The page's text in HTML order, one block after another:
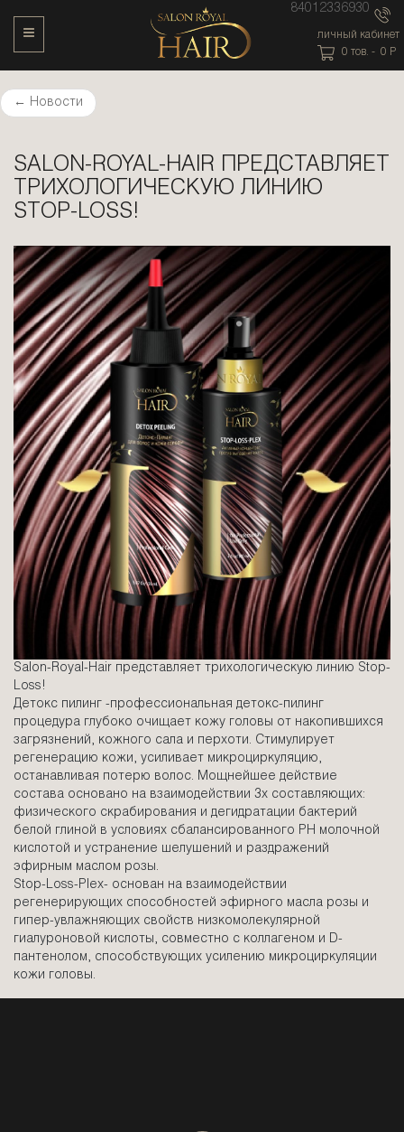
84012336930
личный кабинет
0 тов. - 0 P
Toggle Navigation
← Новости
SALON-ROYAL-HAIR ПРЕДСТАВЛЯЕТ
ТРИХОЛОГИЧЕСКУЮ ЛИНИЮ
STOP-LOSS!
Salon-Royal-Hair представляет трихологическую линию Stop-
Loss!
Детокс пилинг -профессиональная детокс-пилинг
процедура глубоко очищает кожу головы от накопившихся
загрязнений, кожного сала и перхоти. Стимулирует
регенерацию кожи, усиливает микроциркуляцию,
останавливая потерю волос. Мощнейшее действие
состава основано на взаимодействии 3х составляющих:
физического скрабирования и дегидратации бактерий
белой глиной в условиях сбалансированного PH молочной
кислотой и устранение шелушений и раздражений
эфирным маслом розы.
Stop-Loss-Plex- основан на взаимодействии
регенерирующих способностей эфирного масла розы и
гипер-увлажняющих свойств низкомолекулярной
гиалуроновой кислоты, совместно с коллагеном и D-
пантенолом, способствующих усилению микроциркуляции
кожи головы.